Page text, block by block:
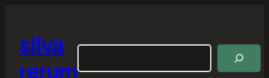
silva
rerum